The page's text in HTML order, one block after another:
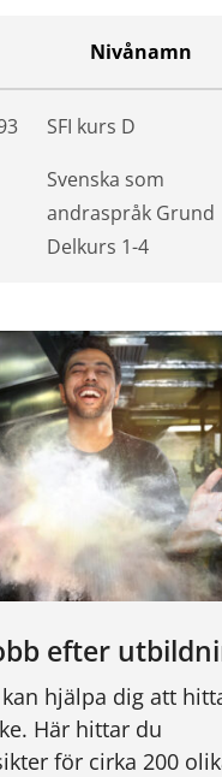
Nivånamn
SFI kurs D
Svenska som
andraspråk Grund
Delkurs 1-4
efter
hjälpa dig att
Här hittar du
för cirka 200